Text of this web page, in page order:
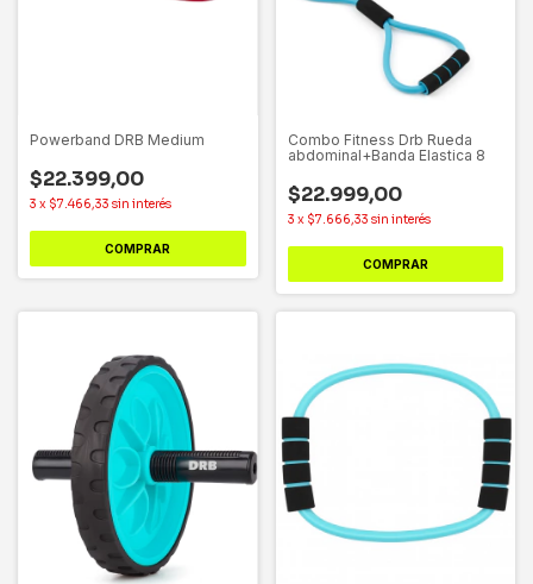
Powerband DRB Medium
$22.399,00
3 x $7.466,33 sin interés
COMPRAR
Combo Fitness Drb Rueda
abdominal+Banda Elastica 8
$22.999,00
3 x $7.666,33 sin interés
COMPRAR